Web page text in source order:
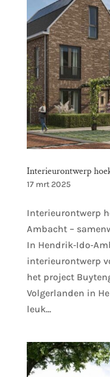
Interieurontwerp
17 mrt 2025
Interieurontwerp
Ambacht –
In
interieurontwerp
het project
Volgerlanden in
leuk...